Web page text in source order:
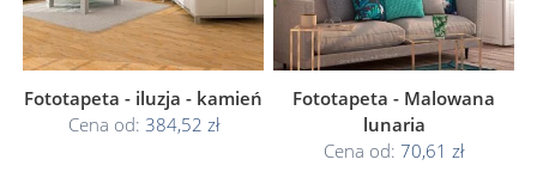
Fototapeta - iluzja - kamień
Cena od: 384,52 zł
Fototapeta - Malowana
lunaria
Cena od: 70,61 zł